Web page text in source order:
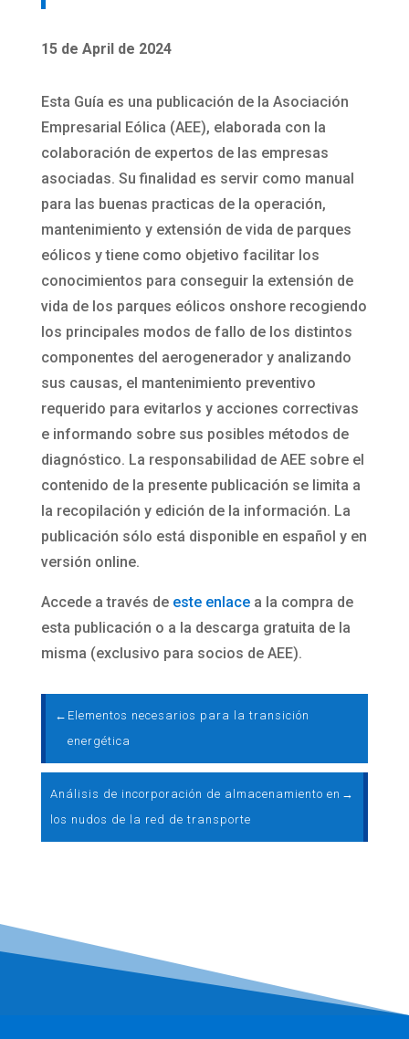
15 de April de 2024
Esta Guía es una publicación de la Asociación
Empresarial Eólica (AEE), elaborada con la
colaboración de expertos de las empresas
asociadas. Su finalidad es servir como manual
para las buenas practicas de la operación,
mantenimiento y extensión de vida de parques
eólicos y tiene como objetivo facilitar los
conocimientos para conseguir la extensión de
vida de los parques eólicos onshore recogiendo
los principales modos de fallo de los distintos
componentes del aerogenerador y analizando
sus causas, el mantenimiento preventivo
requerido para evitarlos y acciones correctivas
e informando sobre sus posibles métodos de
diagnóstico. La responsabilidad de AEE sobre el
contenido de la presente publicación se limita a
la recopilación y edición de la información. La
publicación sólo está disponible en español y en
versión online.
Accede a través de este enlacea la compra de
esta publicación o a la descarga gratuita de la
misma (exclusivo para socios de AEE).
← Elementos necesarios para la transición
energética
Análisis de incorporación de almacenamiento en
los nudos de la red de transporte
→